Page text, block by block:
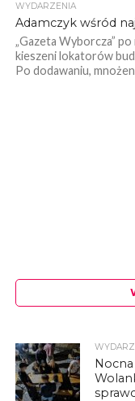
WYDARZENIA
Adamczyk wśród
„Gazeta Wyborcza”
kieszeni lokatorów
Po dodawaniu,